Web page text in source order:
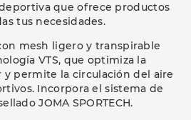
que ofrece productos
tus necesidades.
mesh ligero y transpirable
VTS, que optimiza la
permite la circulación del aire
Incorpora el sistema de
JOMA SPORTECH.